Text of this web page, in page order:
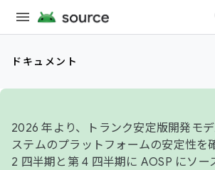
ドキュメント
2026 年より、トランク安定版開発モ
ステムのプラットフォームの安定性を
2 四半期と第 4 四半期に AOSP にソー